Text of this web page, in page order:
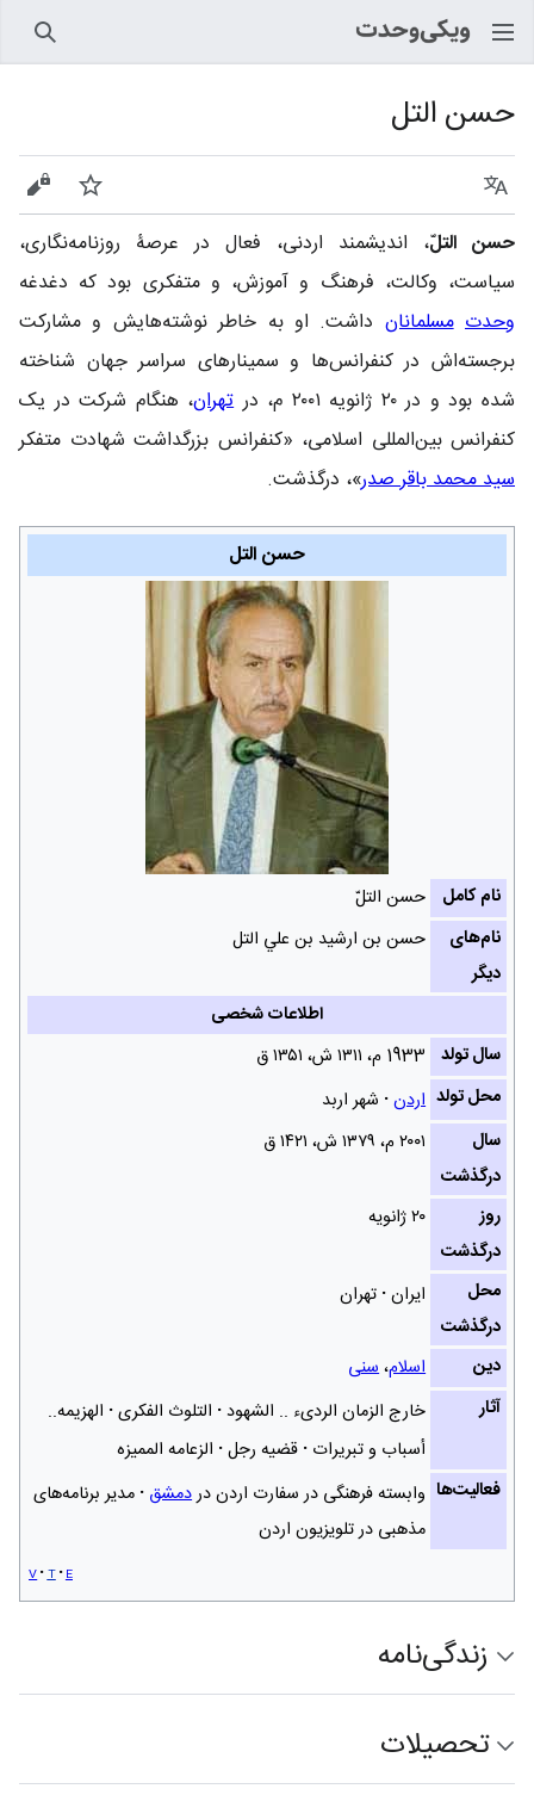
حسن التل
زبان پیگیری
حسن التلّ، اندیشمند اردنی، فعال در عرصۀ روزنامه‌نگاری،
سیاست، وکالت، فرهنگ و آموزش، و متفکری بود که دغدغه
وحدت مسلمانان داشت. او به خاطر نوشته‌هایش و مشارکت
برجسته‌اش در کنفرانس‌ها و سمینارهای سراسر جهان شناخته
شده بود و در ۲۰ ژانویه ۲۰۰۱ م، در
تهران، هنگام شرکت در یک
کنفرانس بین‌المللی اسلامی، «کنفرانس بزرگداشت شهادت متفکر
سید محمد باقر صدر»، درگذشت.
حسن التل
نام کامل
حسن التلّ
نام‌های
دیگر
حسن بن ارشيد بن علي التل
اطلاعات شخصی
سال تولد 1933 م، ۱۳۱۱ ش‌، ۱۳۵۱ ق
محل تولد اردن شهر اربد
سال
درگذشت
۲۰۰۱ م، ۱۳۷۹ ش‌، ۱۴۲۱ ق
روز
درگذشت
۲۰ ژانویه
محل
درگذشت
ایران تهران
دین اسلام،سنی
آثار
خارج الزمان الردیء .. الشهود التلوث الفكری الهزيمه..
أسباب و تبريرات قضيه رجل الزعامه المميزه
فعالیت‌ها وابسته فرهنگی در سفارت اردن دردمشق مدیر برنامه‌های
مذهبی در تلویزیون اردن
v t e
زندگی‌نامه
تحصیلات